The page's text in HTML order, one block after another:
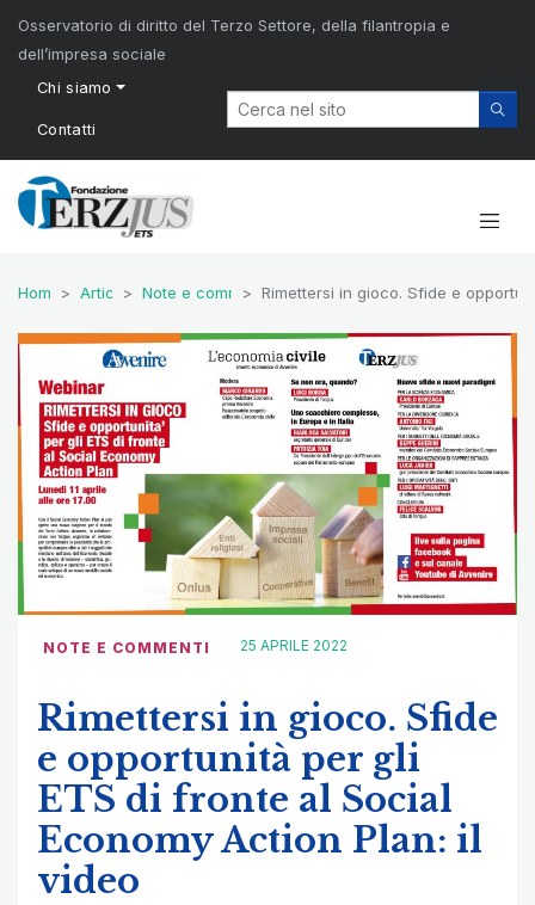
Osservatorio di diritto del Terzo Settore, della filantropia e
dell’impresa sociale
Chi siamo
Contatti
Home Articoli Note e commentiRimettersi in gioco. Sfide e
NOTE E COMMENTI 25 APRILE 2022
Rimettersi in gioco. Sfide
e opportunità per gli
ETS di fronte al Social
Economy Action Plan: il
video